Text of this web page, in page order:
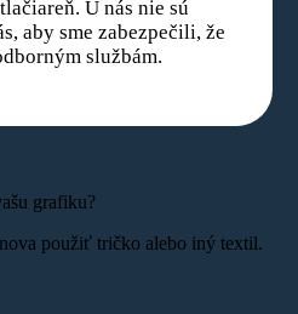
U nás nie sú
aby sme zabezpečili, že
službám.
grafiku?
použiť tričko alebo iný textil.